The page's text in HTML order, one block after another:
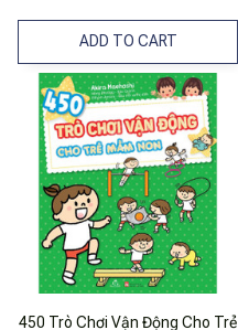
ADD TO CART
450 Trò Chơi Vận Động Cho Trẻ